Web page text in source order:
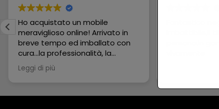
Ho acquistato un mobile
meraviglioso online! Arrivato in
breve tempo ed imballato con
cura...la professionalità, la
disponibilità e la gentilezza del
commerciante è stata
grazie
Leggi di più